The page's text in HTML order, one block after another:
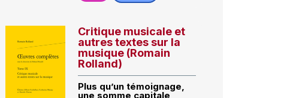
Critique musicale et
autres textes sur la
musique (Romain
Rolland)
Plus qu’un témoignage,
une somme capitale